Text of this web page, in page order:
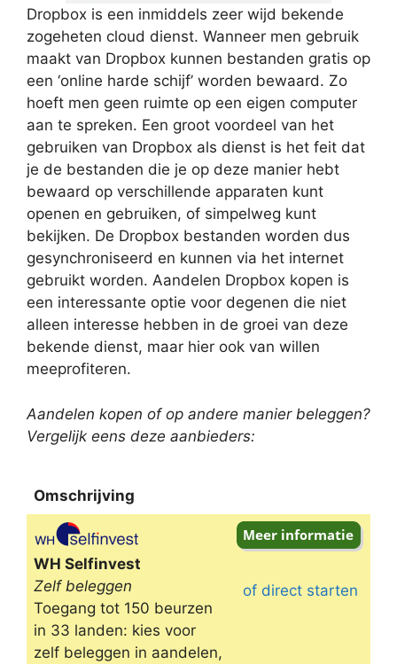
Dropbox is een inmiddels zeer wijd bekende
zogeheten cloud dienst. Wanneer men gebruik
maakt van Dropbox kunnen bestanden gratis op
een ‘online harde schijf’ worden bewaard. Zo
hoeft men geen ruimte op een eigen computer
aan te spreken. Een groot voordeel van het
gebruiken van Dropbox als dienst is het feit dat
je de bestanden die je op deze manier hebt
bewaard op verschillende apparaten kunt
openen en gebruiken, of simpelweg kunt
bekijken. De Dropbox bestanden worden dus
gesynchroniseerd en kunnen via het internet
gebruikt worden. Aandelen Dropbox kopen is
een interessante optie voor degenen die niet
alleen interesse hebben in de groei van deze
bekende dienst, maar hier ook van willen
meeprofiteren.
Aandelen kopen of op andere manier beleggen?
Vergelijk eens deze aanbieders:
Omschrijving
Omschrijving
WH Selfinvest
Zelf beleggen
Toegang tot 150 beurzen
in 33 landen: kies voor
zelf beleggen in aandelen,
of direct starten